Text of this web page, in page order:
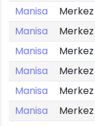
Manisa
Merkez
Manisa
Merkez
Manisa
Merkez
Manisa
Merkez
Manisa
Merkez
Manisa
Merkez